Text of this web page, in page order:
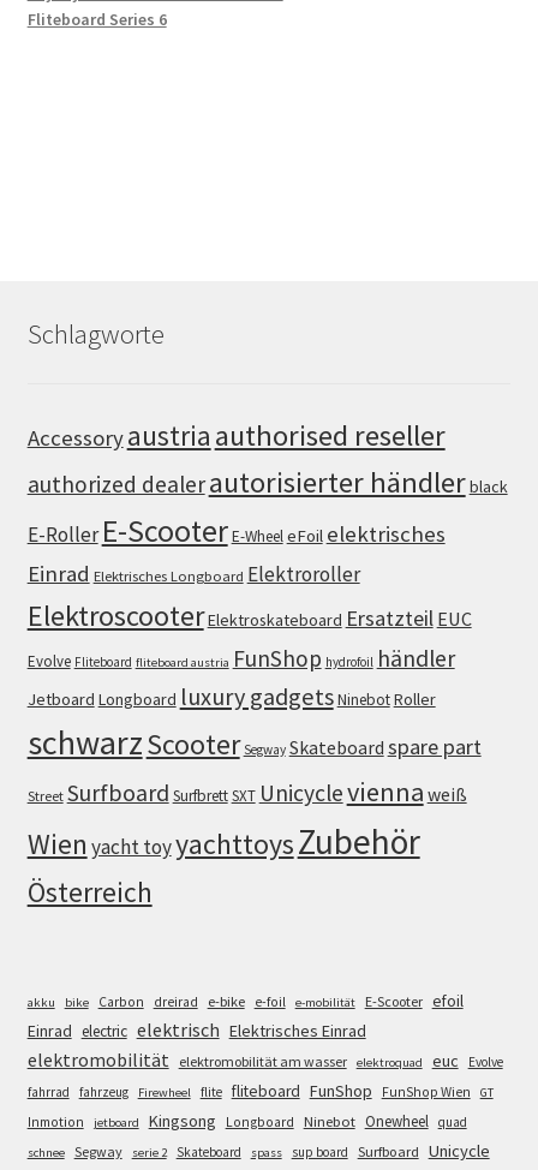
Fliteboard Series 6
Schlagworte
Accessoryaustria authorised reseller
authorized dealerautorisierter händlerblack
E-Roller E-ScooterE-WheeleFoil elektrisches
Einrad Elektrisches Longboard Elektroroller
ElektroscooterElektroskateboard Ersatzteil EUC
Evolve Fliteboard fliteboard austria FunShop hydrofoil händler
Jetboard Longboard luxury gadgetsNinebotRoller
schwarzScooter Segway Skateboard spare part
Street Surfboard SurfbrettSXT Unicyclevienna weiß
Wien yacht toyyachttoysZubehör
Österreich
akku bike Carbon dreirad e-bike e-foil e-mobilität E-Scooter efoil
Einrad electric elektrisch Elektrisches Einrad
elektromobilität elektromobilität am wasser elektroquad euc
Evolve
fahrrad
fahrzeug Firewheel flite fliteboard FunShop FunShop Wien GT
Inmotion jetboard Kingsong Longboard Ninebot Onewheel quad
schnee Segway serie 2 Skateboard spass sup board Surfboard Unicycle